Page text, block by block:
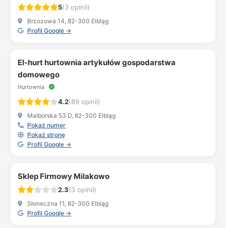
5(3 opinii)
Brzozowa 14, 82-300 Elbląg
Profil Google →
El-hurt hurtownia artykułów gospodarstwa
domowego
Hurtownia
4.2(89 opinii)
Malborska 53 D, 82-300 Elbląg
Pokaż numer
Pokaż stronę
Profil Google →
Sklep Firmowy Milakowo
2.3(3 opinii)
Słoneczna 11, 82-300 Elbląg
Profil Google →